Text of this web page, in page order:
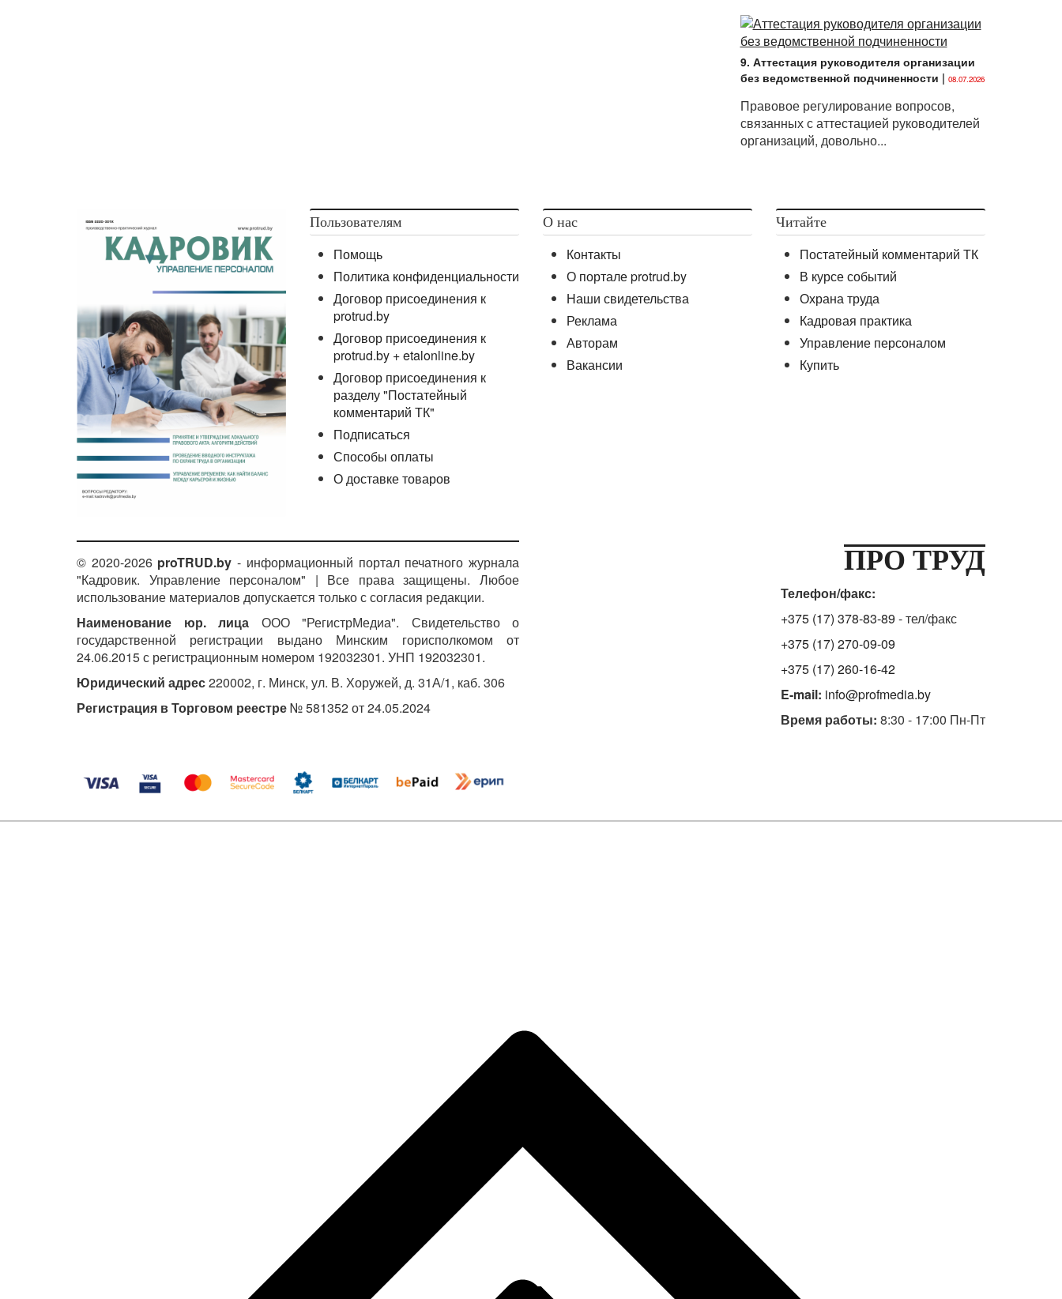
9. Аттестация руководителя организации
без ведомственной подчиненности | 08.07.2026
Правовое регулирование вопросов,
связанных с аттестацией руководителей
организаций, довольно...
Пользователям
Помощь
Политика конфиденциальности
Договор присоединения к
protrud.by
Договор присоединения к
protrud.by + etalonline.by
Договор присоединения к
разделу "Постатейный
комментарий ТК"
Подписаться
Способы оплаты
О доставке товаров
О нас
Контакты
О портале protrud.by
Наши свидетельства
Реклама
Авторам
Вакансии
Читайте
Постатейный комментарий ТК
В курсе событий
Охрана труда
Кадровая практика
Управление персоналом
Купить
© 2020-2026 proTRUD.by - информационный портал печатного журнала
"Кадровик. Управление персоналом" | Все права защищены. Любое
использование материалов допускается только с согласия редакции.
Наименование юр. лица ООО "РегистрМедиа". Свидетельство о
государственной регистрации выдано Минским горисполкомом от
24.06.2015 с регистрационным номером 192032301. УНП 192032301.
Юридический адрес220002, г. Минск, ул. В. Хоружей, д. 31А/1, каб. 306
Регистрация в Торговом реестре№ 581352 от 24.05.2024
ПРО ТРУД
Телефон/факс:
+375 (17) 378-83-89 - тел/факс
+375 (17) 270-09-09
+375 (17) 260-16-42
E-mail: info@profmedia.by
Время работы: 8:30 - 17:00 Пн-Пт